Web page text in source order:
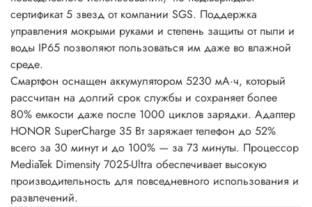
сертификат 5 звезд от компании SGS. Поддержка
управления мокрыми руками и степень защиты от пыли и
воды IP65 позволяют пользоваться им даже во влажной
среде.
Смартфон оснащен аккумулятором 5230 мА·ч, который
рассчитан на долгий срок службы и сохраняет более
80% емкости даже после 1000 циклов зарядки. Адаптер
HONOR SuperCharge 35 Вт заряжает телефон до 52%
всего за 30 минут и до 100% — за 73 минуты. Процессор
MediaTek Dimensity 7025-Ultra обеспечивает высокую
производительность для повседневного использования и
развлечений.